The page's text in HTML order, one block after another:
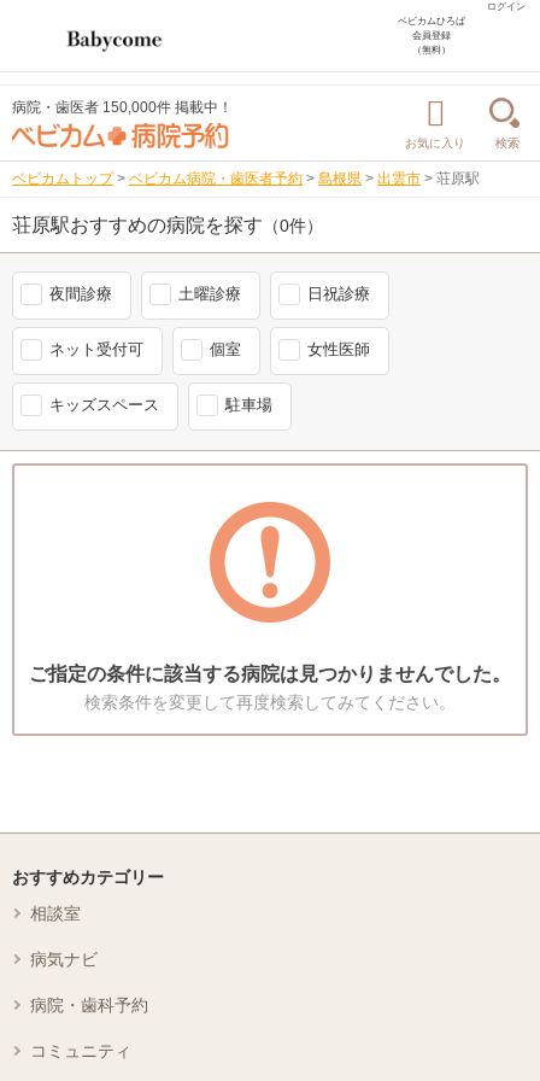
ログイン
ベビカムひろば
会員登録
（無料）
病院・歯医者 150,000件 掲載中！
お気に入り 検索
ベビカムトップ > ベビカム病院・歯医者予約 > 島根県 > 出雲市 > 荘原駅
荘原駅おすすめの病院を探す （0件）
夜間診療 土曜診療 日祝診療
ネット受付可 個室 女性医師
キッズスペース 駐車場
ご指定の条件に該当する病院は見つかりませんでした。
検索条件を変更して再度検索してみてください。
おすすめカテゴリー
相談室
病気ナビ
病院・歯科予約
コミュニティ